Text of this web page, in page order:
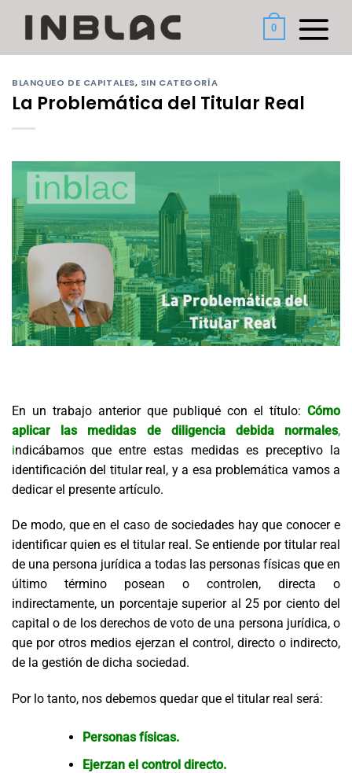
0
BLANQUEO DE CAPITALES, SIN CATEGORÍA
La Problemática del Titular Real
En un trabajo anterior que publiqué con el título: Cómo
aplicar las medidas de diligencia debida normales,
indicábamos que entre estas medidas es preceptivo la
identificación del titular real, y a esa problemática vamos a
dedicar el presente artículo.
De modo, que en el caso de sociedades hay queconocere
identificar quien es el titular real. Se entiende portitular real
de una persona jurídica a todas las personas físicas que en
último término posean o controlen, directa o
indirectamente, un porcentaje superior al 25 por ciento del
capital o de los derechos de voto de una persona jurídica, o
que por otros medios ejerzan el control, directo o indirecto,
de la gestión de dicha sociedad.
Por lo tanto, nos debemos quedarque el titular real será:
Personas físicas.
Ejerzan el control directo.